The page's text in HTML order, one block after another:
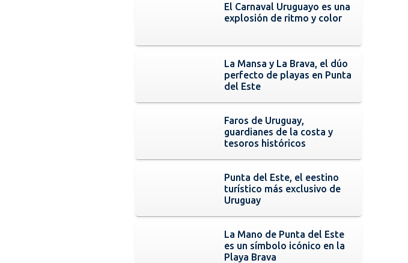
El Carnaval Uruguayo es una
explosión de ritmo y color
La Mansa y La Brava, el dúo
perfecto de playas en Punta
del Este
Faros de Uruguay,
guardianes de la costa y
tesoros históricos
Punta del Este, el eestino
turístico más exclusivo de
Uruguay
La Mano de Punta del Este
es un símbolo icónico en la
Playa Brava